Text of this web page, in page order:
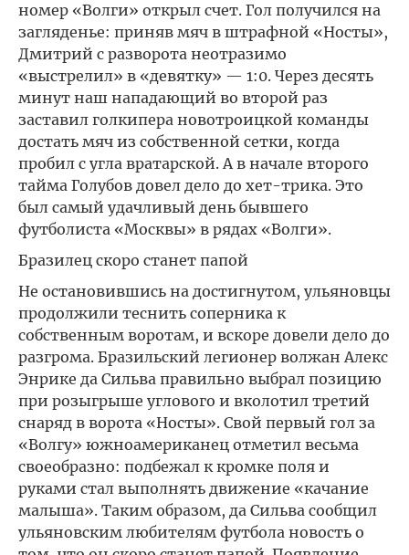
номер «Волги» открыл счет. Гол получился на
загляденье: приняв мяч в штрафной «Носты»,
Дмитрий с разворота неотразимо
«выстрелил» в «девятку» — 1:0. Через десять
минут наш нападающий во второй раз
заставил голкипера новотроицкой команды
достать мяч из собственной сетки, когда
пробил с угла вратарской. А в начале второго
тайма Голубов довел дело до хет-трика. Это
был самый удачливый день бывшего
футболиста «Москвы» в рядах «Волги».
Бразилец скоро станет папой
Не остановившись на достигнутом, ульяновцы
продолжили теснить соперника к
собственным воротам, и вскоре довели дело до
разгрома. Бразильский легионер волжан Алекс
Энрике да Сильва правильно выбрал позицию
при розыгрыше углового и вколотил третий
снаряд в ворота «Носты». Свой первый гол за
«Волгу» южноамериканец отметил весьма
своеобразно: подбежал к кромке поля и
руками стал выполнять движение «качание
малыша». Таким образом, да Сильва сообщил
ульяновским любителям футбола новость о